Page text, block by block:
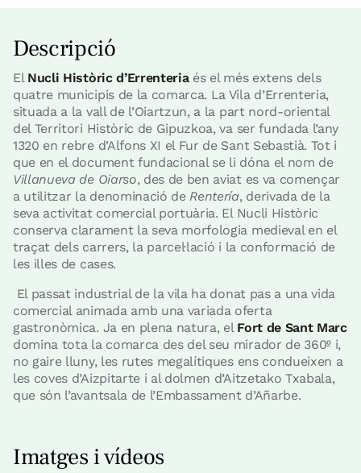
Descripció
El Nucli Històric d’Errenteriaés el més extens dels
quatre municipis de la comarca. La Vila d’Errenteria,
situada a la vall de l’Oiartzun, a la part nord-oriental
del Territori Històric de Gipuzkoa, va ser fundada l’any
1320 en rebre d’Alfons XI el Fur de Sant Sebastià. Tot i
que en el document fundacional se li dóna el nom de
Villanueva de Oiarso, des de ben aviat es va començar
a utilitzar la denominació de Rentería, derivada de la
seva activitat comercial portuària. El Nucli Històric
conserva clarament la seva morfologia medieval en el
traçat dels carrers, la parcel·lació i la conformació de
les illes de cases.
El passat industrial de la vila ha donat pas a una vida
comercial animada amb una variada oferta
gastronòmica. Ja en plena natura, el Fort de Sant Marc
domina tota la comarca des del seu mirador de 360º i,
no gaire lluny, les rutes megalítiques ens condueixen a
les coves d’Aizpitarte i al dolmen d’Aitzetako Txabala,
que són l’avantsala de l’Embassament d’Añarbe.
Imatges i vídeos